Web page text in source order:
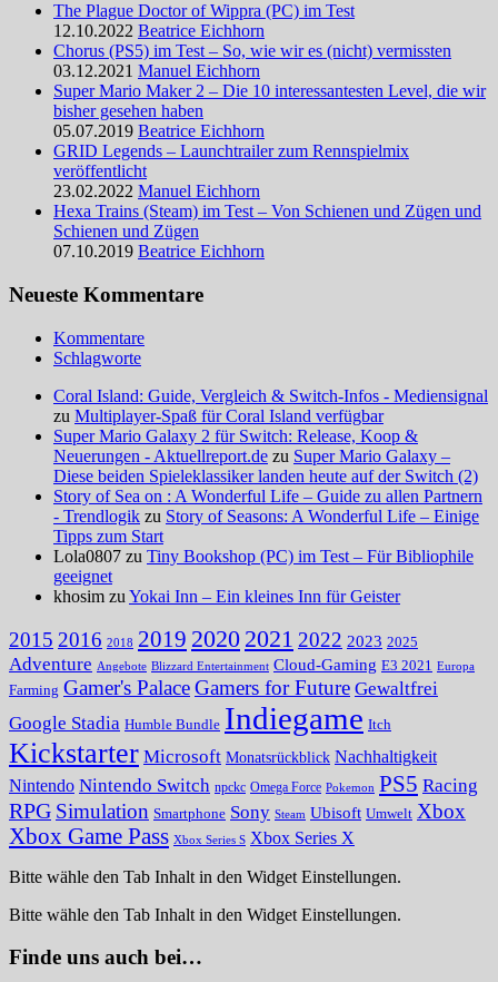
The Plague Doctor of Wippra (PC) im Test
12.10.2022 Beatrice Eichhorn
Chorus (PS5) im Test – So, wie wir es (nicht) vermissten
03.12.2021 Manuel Eichhorn
Super Mario Maker 2 – Die 10 interessantesten Level, die wir
bisher gesehen haben
05.07.2019 Beatrice Eichhorn
GRID Legends – Launchtrailer zum Rennspielmix
veröffentlicht
23.02.2022 Manuel Eichhorn
Hexa Trains (Steam) im Test – Von Schienen und Zügen und
Schienen und Zügen
07.10.2019 Beatrice Eichhorn
Neueste Kommentare
Kommentare
Schlagworte
Coral Island: Guide, Vergleich & Switch-Infos - Mediensignal
zu Multiplayer-Spaß für Coral Island verfügbar
Super Mario Galaxy 2 für Switch: Release, Koop &
Neuerungen - Aktuellreport.de zu Super Mario Galaxy –
Diese beiden Spieleklassiker landen heute auf der Switch (2)
Story of Sea on : A Wonderful Life – Guide zu allen Partnern
- Trendlogik zu Story of Seasons: A Wonderful Life – Einige
Tipps zum Start
Lola0807 zu Tiny Bookshop (PC) im Test – Für Bibliophile
geeignet
khosim zu Yokai Inn – Ein kleines Inn für Geister
2015 2016 2018 2019 2020 2021 2022 2023 2025
Adventure Angebote Blizzard Entertainment Cloud-Gaming E3 2021 Europa
Farming Gamer's PalaceGamers for Future Gewaltfrei
Google Stadia Humble Bundle Indiegame Itch
Kickstarter Microsoft Monatsrückblick Nachhaltigkeit
Nintendo Nintendo Switch npckc Omega Force Pokemon PS5 Racing
RPG Simulation Smartphone Sony Steam Ubisoft Umwelt Xbox
Xbox Game Pass Xbox Series S Xbox Series X
Bitte wähle den Tab Inhalt in den Widget Einstellungen.
Bitte wähle den Tab Inhalt in den Widget Einstellungen.
Finde uns auch bei…